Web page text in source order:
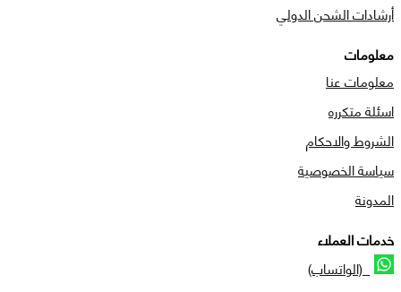
أرشادات الشحن الدولي
معلومات
معلومات عنا
اسئلة متكرره
الشروط والاحكام
سياسة الخصوصية
المدونة
خدمات العملاء
(الواتساب)